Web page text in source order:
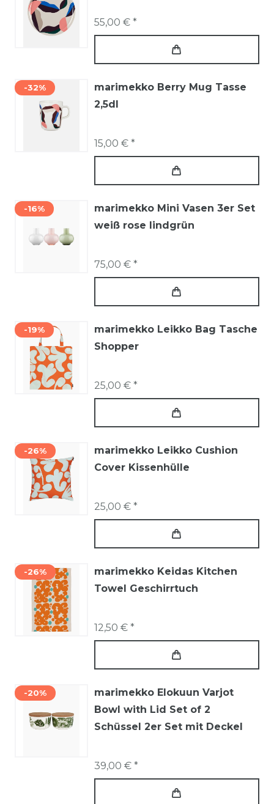
55,00 € *
-32%
marimekko Berry Mug Tasse
2,5dl
15,00 € *
-16%
marimekko Mini Vasen 3er Set
weiß rose lindgrün
75,00 € *
-19%
marimekko Leikko Bag Tasche
Shopper
25,00 € *
-26%
marimekko Leikko Cushion
Cover Kissenhülle
25,00 € *
-26%
marimekko Keidas Kitchen
Towel Geschirrtuch
12,50 € *
-20%
marimekko Elokuun Varjot
Bowl with Lid Set of 2
Schüssel 2er Set mit Deckel
39,00 € *